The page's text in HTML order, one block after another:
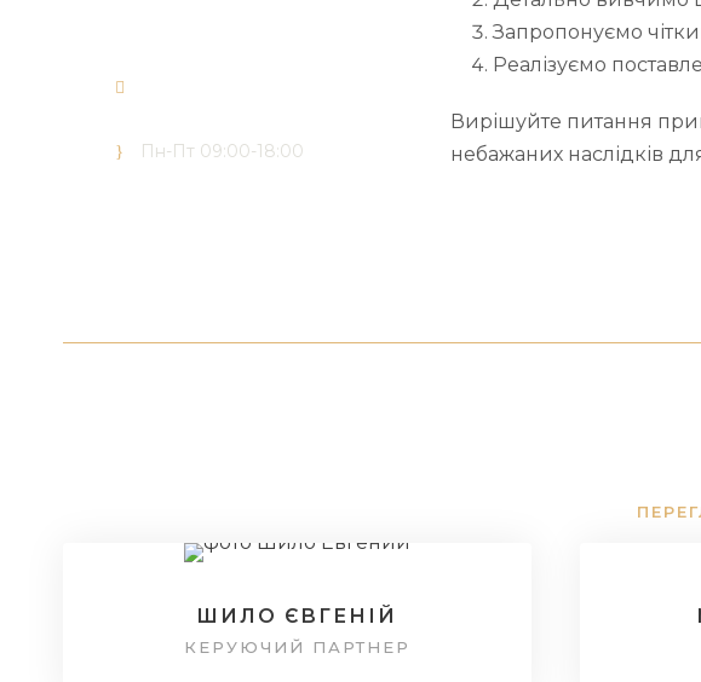
Запропонуємо
Реалізуємо
Вирішуйте питання
небажаних наслідків
Пн-Пт 09:00-18:00
ШИЛО ЄВГЕНІЙ
КЕРУЮЧИЙ ПАРТНЕР